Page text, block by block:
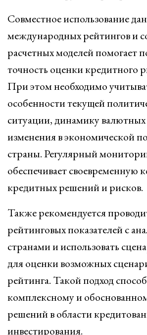
Совместное использование
международных рейтингов и
расчетных моделей помогает
точность оценки кредитного
При этом необходимо
особенности текущей
ситуации, динамику валютных
изменения в экономической
страны. Регулярный
обеспечивает своевременную
кредитных решений и рисков.
Также рекомендуется
рейтинговых показателей с
странами и использовать
для оценки возможных
рейтинга. Такой подход
комплексному и
решений в области
инвестирования.